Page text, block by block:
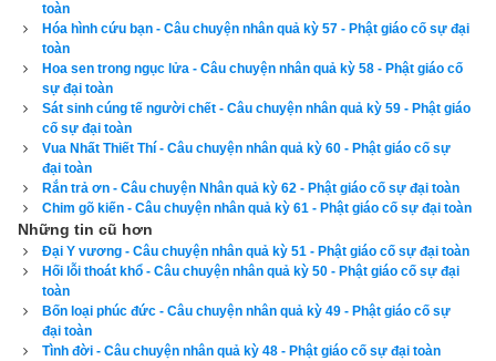
toàn
Hóa hình cứu bạn - Câu chuyện nhân quả kỳ 57 - Phật giáo cố sự đại
toàn
Hoa sen trong ngục lửa - Câu chuyện nhân quả kỳ 58 - Phật giáo cố
sự đại toàn
Sát sinh cúng tế người chết - Câu chuyện nhân quả kỳ 59 - Phật giáo
cố sự đại toàn
Vua Nhất Thiết Thí - Câu chuyện nhân quả kỳ 60 - Phật giáo cố sự
đại toàn
Rắn trả ơn - Câu chuyện Nhân quả kỳ 62 - Phật giáo cố sự đại toàn
Chim gõ kiến - Câu chuyện nhân quả kỳ 61 - Phật giáo cố sự đại toàn
Những tin cũ hơn
Đại Y vương - Câu chuyện nhân quả kỳ 51 - Phật giáo cố sự đại toàn
Hối lỗi thoát khổ - Câu chuyện nhân quả kỳ 50 - Phật giáo cố sự đại
toàn
Bốn loại phúc đức - Câu chuyện nhân quả kỳ 49 - Phật giáo cố sự
đại toàn
Tình đời - Câu chuyện nhân quả kỳ 48 - Phật giáo cố sự đại toàn